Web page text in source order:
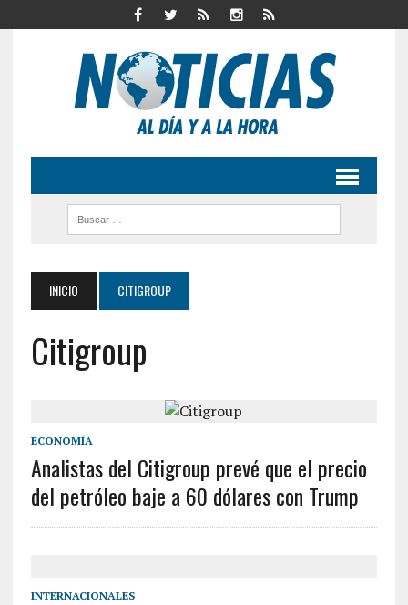
INICIO CITIGROUP
Citigroup
ECONOMÍA
Analistas del Citigroup prevé que el precio
del petróleo baje a 60 dólares con Trump
INTERNACIONALES